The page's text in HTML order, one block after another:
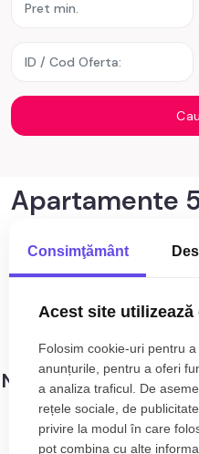
Apartamente
Faget
anunturi cu apartamente 5
Nu s-au gasit
Consimţământ
Acest site
Folosim cookie-uri pentru
anunțurile, pentru a oferi
a analiza traficul. De
rețele sociale, de
privire la modul în care
pot combina cu alte